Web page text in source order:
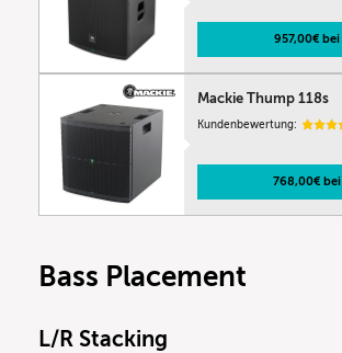
957,00€ bei
Mackie Thump 118s
Kundenbewertung:
768,00€ bei
Bass Placement
L/R Stacking